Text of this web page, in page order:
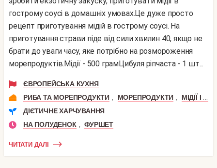
гострому соусі в домашніх умовах.Це дуже просто
рецепт приготування мідій в гострому соусі. На
приготування страви піде від сили хвилин 40, якщо не
брати до уваги часу, яке потрібно на розмороження
морепродуктів.Мідії - 500 грамЦибуля ріпчаста - 1 шт...
ЄВРОПЕЙСЬКА КУХНЯ
РИБА ТА МОРЕПРОДУКТИ , МОРЕПРОДУКТИ ,
МІДІЇ І ГРЕБІНЦІ
ДІЄТИЧНЕ ХАРЧУВАННЯ
НА ПОЛУДЕНОК , ФУРШЕТ
ЧИТАТИ ДАЛІ